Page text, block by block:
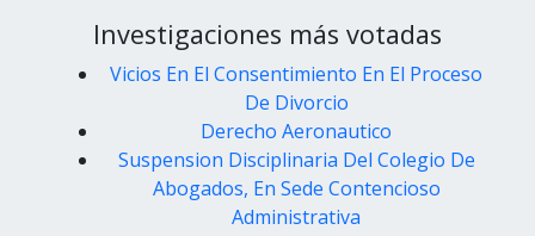
Investigaciones más votadas
Vicios En El Consentimiento En El Proceso
De Divorcio
Derecho Aeronautico
Suspension Disciplinaria Del Colegio De
Abogados, En Sede Contencioso
Administrativa